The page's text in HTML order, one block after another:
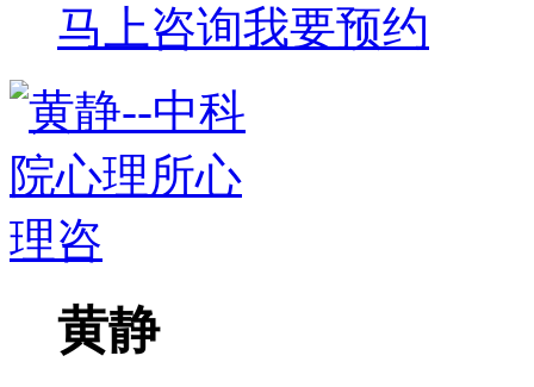
马上咨询我要预约
黄静